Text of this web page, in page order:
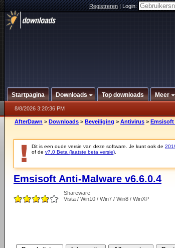
Registreren|Login:
Startpagina Downloads Top downloads Meer
8/8/2026 3:20:36 PM
AfterDawn > Downloads > Beveiliging > Antivirus > Emsisoft
Dit is een oude versie van deze software. Je kunt ook de
of de v7.0 Beta (laatste beta versie)
Emsisoft Anti-Malware v6.6.0.4
Shareware
Vista / Win10 / Win7 / Win8 / WinXP